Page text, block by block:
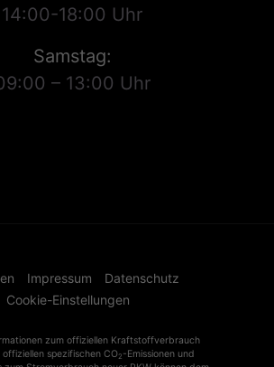
14:00-18:00 Uhr
Samstag:
– 13:00 Uhr
Impressum
Datenschutz
Cookie-Einstellungen
zum offiziellen Kraftstoffverbrauch
spezifischen CO2 -Emissionen und